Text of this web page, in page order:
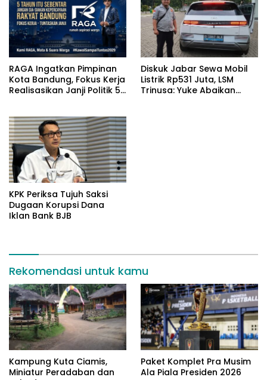
RAGA Ingatkan Pimpinan
Kota Bandung, Fokus Kerja
Realisasikan Janji Politik 5
Diskuk Jabar Sewa Mobil
Listrik Rp531 Juta, LSM
Trinusa: Yuke Abaikan
KPK Periksa Tujuh Saksi
Dugaan Korupsi Dana
Iklan Bank BJB
Rekomendasi untuk kamu
Kampung Kuta Ciamis,
Miniatur Peradaban dan
Paket Komplet Pra Musim
Ala Piala Presiden 2026